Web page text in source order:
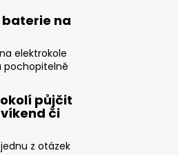
na
elektrokole
pochopitelně
okolí půjčit
či
z otázek